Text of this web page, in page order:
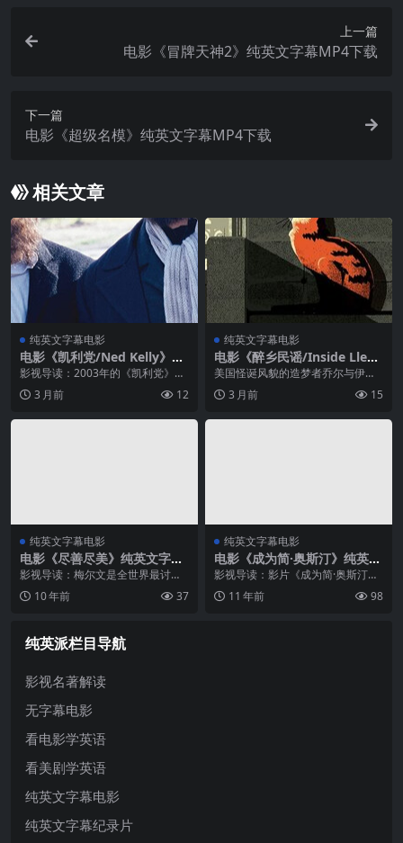
上一篇
电影《冒牌天神2》纯英文字幕MP4下载
下一篇
电影《超级名模》纯英文字幕MP4下载
相关文章
纯英文字幕电影
电影《凯利党/Ned Kelly》纯
英文字幕MP4下载
影视导读：2003年的《凯利党》
（Ned Kelly）是澳大利亚历史犯罪
题材电影，杰弗里·拉什饰演澳大利
3 月前 12
纯英文字幕电影
电影《醉乡民谣/Inside Llew
yn Davis》纯英文字幕高清M
美国怪诞风貌的造梦者乔尔与伊桑·
科恩兄弟，借勒维恩·戴维斯这一角
色呈现了他们最杰出的创作之一
3 月前 15
纯英文字幕电影
电影《尽善尽美》纯英文字幕
高清MP4下载
影视导读：梅尔文是全世界最讨人
嫌的人。他神经兮兮，说话刻薄，
自私自利，浑身都是怪僻，连去餐
在生活中...
10 年前 37
纯英文字幕电影
电影《成为简·奥斯汀》纯英文
字幕MP4下载
影视导读：影片《成为简·奥斯汀》
是一部提示近代著名女作家简·奥斯
汀情感生活的传讯电影，剧本融合
11 年前 98
纯英派栏目导航
影视名著解读
无字幕电影
看电影学英语
看美剧学英语
纯英文字幕电影
纯英文字幕纪录片